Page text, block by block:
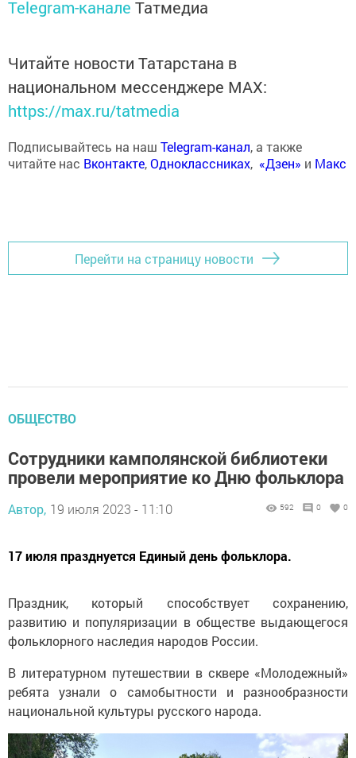
Telegram-канале Татмедиа
Читайте новости Татарстана в
национальном мессенджере MАХ:
https://max.ru/tatmedia
Подписывайтесь на наш Telegram-канал, а также
читайте нас Вконтакте,Одноклассниках, «Дзен» и Макс
Перейти на страницу новости
ОБЩЕСТВО
Сотрудники камполянской библиотеки
провели мероприятие ко Дню фольклора
Автор, 19 июля 2023 - 11:10 592 0 0
17 июля празднуется Единый день фольклора.
Праздник, который способствует сохранению,
развитию и популяризации в обществе выдающегося
фольклорного наследия народов России.
В литературном путешествии в сквере «Молодежный»
ребята узнали о самобытности и разнообразности
национальной культуры русского народа.